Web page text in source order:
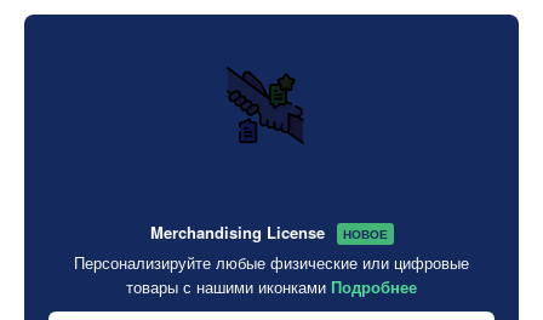
Merchandising License НОВОЕ
Персонализируйте любые физические или цифровые
товары с нашими иконками Подробнее